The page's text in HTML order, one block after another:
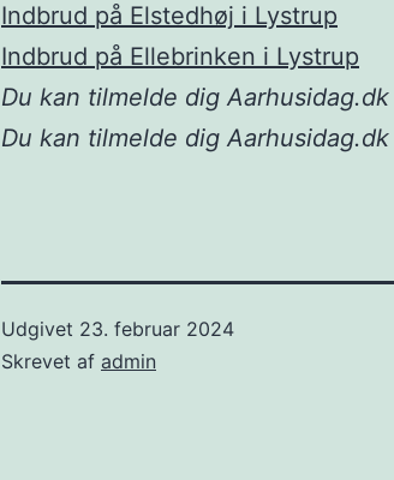
Indbrud på Elstedhøj i Lystrup
Indbrud på Ellebrinken i Lystrup
Du kan tilmelde dig
Du kan tilmelde dig
Udgivet 23. februar 2024
Skrevet af admin